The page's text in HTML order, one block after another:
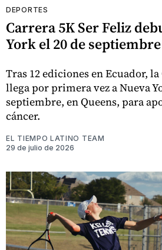
DEPORTES
Carrera 5K Ser Feliz
York el 20 de septiembre
Tras 12 ediciones en Ecuador,
llega por primera vez a Nueva
septiembre, en Queens, para
cáncer.
EL TIEMPO LATINO TEAM
29 de julio de 2026